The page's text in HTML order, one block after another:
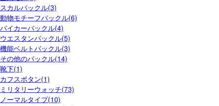
スカルバックル(3)
動物モチーフバックル(6)
バイカーバックル(4)
ウエスタンバックル(5)
機能ベルトバックル(3)
その他のバックル(14)
靴下(1)
カフスボタン(1)
ミリタリーウォッチ(73)
ノーマルタイプ(10)